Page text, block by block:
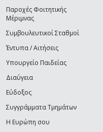
mail)
Παροχές Φοιτητικής
Μέριμνας
Συμβουλευτικοί Σταθμοί
Έντυπα / Αιτήσεις
Υπουργείο Παιδείας
Διαύγεια
Εύδοξος
Συγγράμματα Τμημάτων
Η Ευρώπη σου